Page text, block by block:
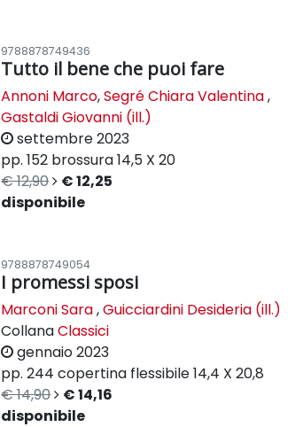
9788878749436
Tutto il bene che puoi fare
Annoni Marco,Segré Chiara Valentina,
Gastaldi Giovanni (ill.)
settembre 2023
pp. 152 brossura14,5 X 20
€ 12,90
€ 12,25
disponibile
9788878749054
I promessi sposi
Marconi Sara,Guicciardini Desideria (ill.)
CollanaClassici
gennaio 2023
pp. 244 copertina flessibile14,4 X 20,8
€ 14,90
€ 14,16
disponibile